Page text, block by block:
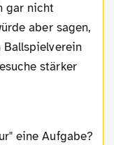
gar nicht
aber sagen,
Ballspielverein
stärker
eine Aufgabe?